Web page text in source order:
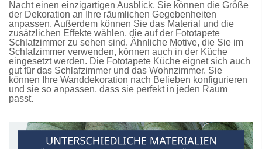
Nacht einen einzigartigen Ausblick. Sie können die Größe
der Dekoration an Ihre räumlichen Gegebenheiten
anpassen. Außerdem können Sie das Material und die
zusätzlichen Effekte wählen, die auf der Fototapete
Schlafzimmer zu sehen sind. Ähnliche Motive, die Sie im
Schlafzimmer verwenden, können auch in der Küche
eingesetzt werden. Die Fototapete Küche eignet sich auch
gut für das Schlafzimmer und das Wohnzimmer. Sie
können Ihre Wanddekoration nach Belieben konfigurieren
und sie so anpassen, dass sie perfekt in jeden Raum
passt.